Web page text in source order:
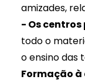
amizades,
- Os
todo o
o ensino das
Formação